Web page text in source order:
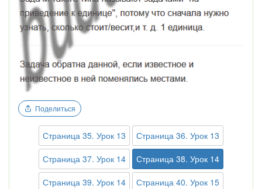
Поделиться
Страница 35. Урок 13
Страница 36. Урок 13
Страница 37. Урок 14
Страница 38. Урок 14
Страница 39. Урок 14
Страница 40. Урок 15